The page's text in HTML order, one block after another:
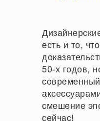
есть и то,
50-х годов,
смешение
сейчас!